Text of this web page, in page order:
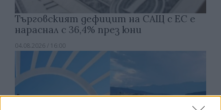
Търговският дефицит на САЩ с ЕС е
нараснал с 36,4% през юни
04.08.2026 / 16:00